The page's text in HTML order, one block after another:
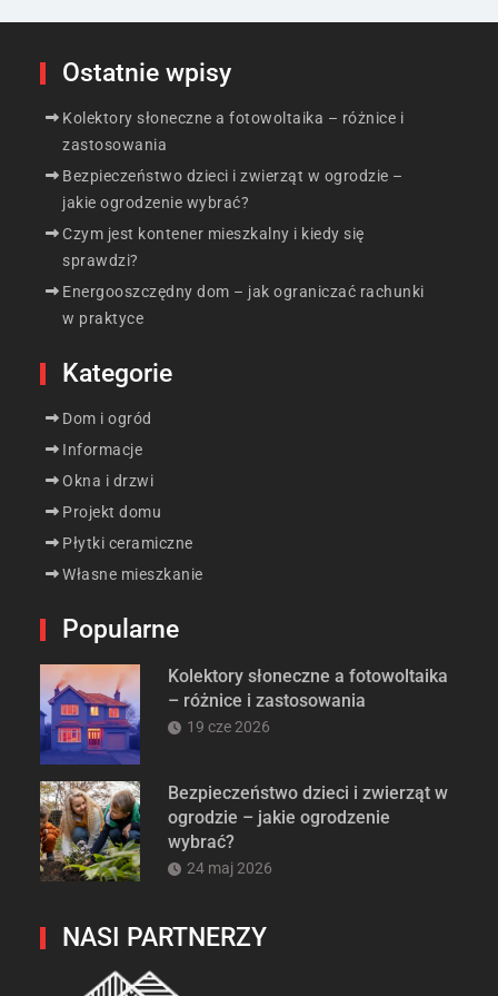
Ostatnie wpisy
Kolektory słoneczne a fotowoltaika – różnice i
zastosowania
Bezpieczeństwo dzieci i zwierząt w ogrodzie –
jakie ogrodzenie wybrać?
Czym jest kontener mieszkalny i kiedy się
sprawdzi?
Energooszczędny dom – jak ograniczać rachunki
w praktyce
Kategorie
Dom i ogród
Informacje
Okna i drzwi
Projekt domu
Płytki ceramiczne
Własne mieszkanie
Popularne
Kolektory słoneczne a fotowoltaika
– różnice i zastosowania
19 cze 2026
Bezpieczeństwo dzieci i zwierząt w
ogrodzie – jakie ogrodzenie
wybrać?
24 maj 2026
NASI PARTNERZY